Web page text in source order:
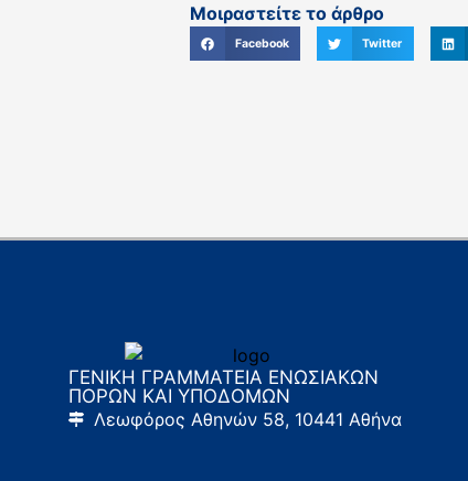
Μοιραστείτε το άρθρο
Facebook Twitter
ΓΕΝΙΚΗ ΓΡΑΜΜΑΤΕΙΑ ΕΝΩΣΙΑΚΩΝ
ΠΟΡΩΝ ΚΑΙ ΥΠΟΔΟΜΩΝ
Λεωφόρος Αθηνών 58, 10441 Αθήνα